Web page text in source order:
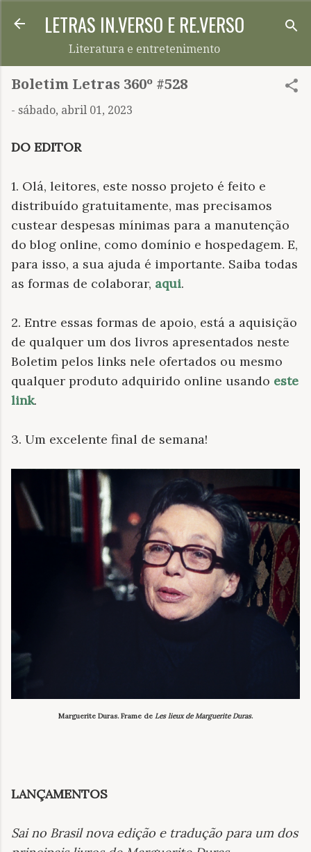
Pular para o conteúdo principal
LETRAS IN.VERSO E RE.VERSO
Literatura e entretenimento
Boletim Letras 360º #528
- sábado, abril 01, 2023
DO EDITOR
1. Olá, leitores, este nosso projeto é feito e
distribuído gratuitamente, mas precisamos
custear despesas mínimas para a manutenção
do blog online, como domínio e hospedagem. E,
para isso, a sua ajuda é importante. Saiba todas
as formas de colaborar, aqui.
2. Entre essas formas de apoio, está a aquisição
de qualquer um dos livros apresentados neste
Boletim pelos links nele ofertados ou mesmo
qualquer produto adquirido online usando este
link.
3. Um excelente final de semana!
Marguerite Duras. Frame de Les lieux de Marguerite Duras.
LANÇAMENTOS
Sai no Brasil nova edição e tradução para um dos